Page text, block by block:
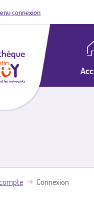
connexion
Connexion